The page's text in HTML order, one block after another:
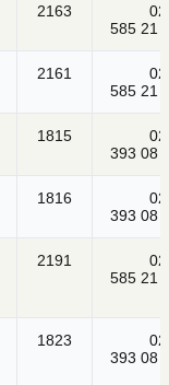
2163
585 21
2161
585 21
1815
393 08
1816
393 08
2191
585 21
1823
393 08